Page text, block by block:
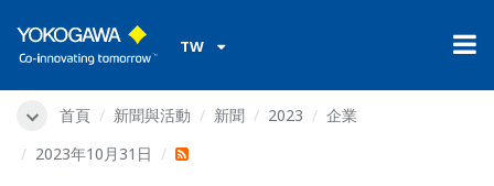
TW
首頁 新聞與活動 新聞 2023
企業
2023年10月31日